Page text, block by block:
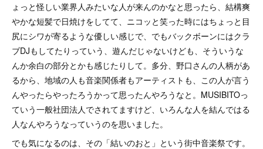
ょっと怪しい業界人みたいな人が来んのかなと思ったら、結構爽
やかな短髪で日焼けをしてて、ニコッと笑った時にはちょっと目
尻にシワが寄るような優しい感じで、でもバックボーンにはクラ
ブDJもしてたりっていう、遊んだじゃないけども、そういうな
んか余白の部分とかも感じたりして。多分、野口さんの人柄があ
るから、地域の人も音楽関係者もアーティストも、この人が言う
んやったらやったろうかって思ったんやろうなと。MUSIBITOっ
ていう一般社団法人でされてますけど、いろんな人を結んではる
人なんやろうなっていうのを思いました。
でも気になるのは、その「結いのおと」という街中音楽祭です。